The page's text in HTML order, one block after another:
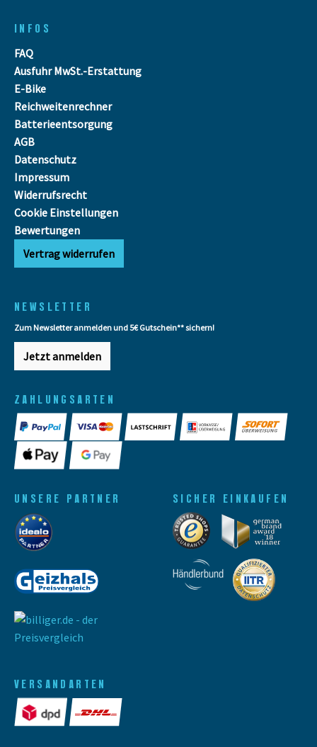
INFOS
FAQ
Ausfuhr MwSt.-Erstattung
E-Bike
Reichweitenrechner
Batterieentsorgung
AGB
Datenschutz
Impressum
Widerrufsrecht
Cookie Einstellungen
Bewertungen
Vertrag widerrufen
NEWSLETTER
Zum Newsletter anmelden und 5€ Gutschein** sichern!
Jetzt anmelden
ZAHLUNGSARTEN
VERSANDARTEN
UNSERE PARTNER SICHER EINKAUFEN